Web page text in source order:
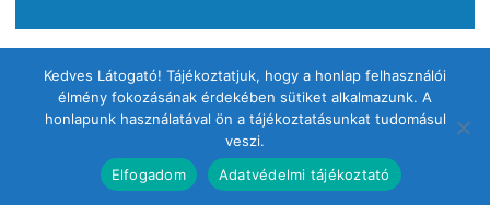
Copyright © 2020. MTTOE - Minden jog fenntartva.
Sablon: Apostrophe Szerző:antsan.
Kedves Látogató! Tájékoztatjuk, hogy a honlap felhasználói
élmény fokozásának érdekében sütiket alkalmazunk. A
honlapunk használatával ön a tájékoztatásunkat tudomásul
veszi.
Elfogadom
Adatvédelmi tájékoztató